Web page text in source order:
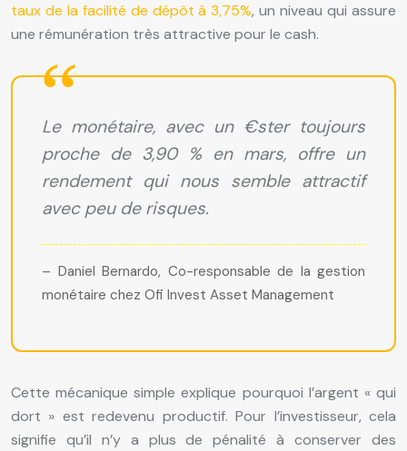
taux de la facilité de dépôt à 3,75%, un niveau qui assure
une rémunération très attractive pour le cash.
Le monétaire, avec un €ster toujours
proche de 3,90 % en mars, offre un
rendement qui nous semble attractif
avec peu de risques.
– Daniel Bernardo, Co-responsable de la gestion
monétaire chez Ofi Invest Asset Management
Cette mécanique simple explique pourquoi l’argent « qui
dort » est redevenu productif. Pour l’investisseur, cela
signifie qu’il n’y a plus de pénalité à conserver des